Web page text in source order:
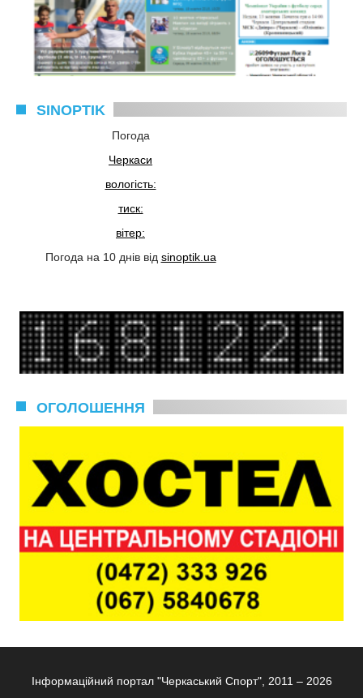
SINOPTIK
Погода
Черкаси
вологість:
тиск:
вітер:
Погода на 10 днів від sinoptik.ua
ОГОЛОШЕННЯ
Інформаційний портал "Черкаський Спорт", 2011 – 2026